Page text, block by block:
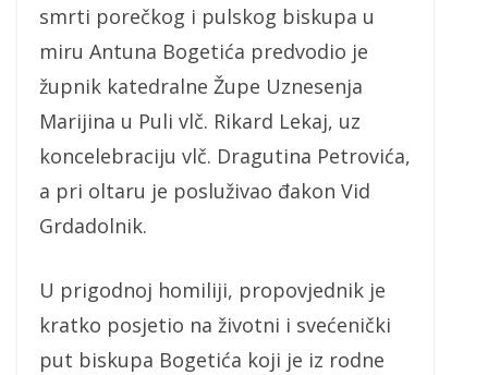
smrti porečkog i pulskog biskupa u
miru Antuna Bogetića predvodio je
župnik katedralne Župe Uznesenja
Marijina u Puli vlč. Rikard Lekaj, uz
koncelebraciju vlč. Dragutina Petrovića,
a pri oltaru je posluživao đakon Vid
Grdadolnik.
U prigodnoj homiliji, propovjednik je
kratko posjetio na životni i svećenički
put biskupa Bogetića koji je iz rodne